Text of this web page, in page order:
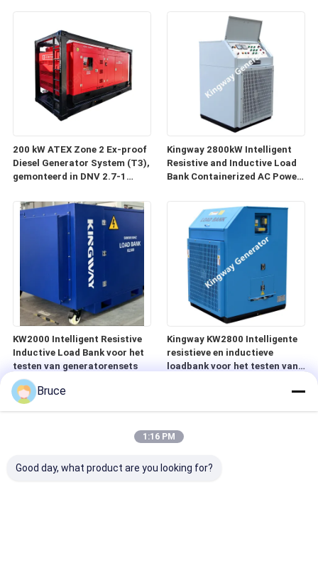
200 kW ATEX Zone 2 Ex-proof
Diesel Generator System (T3),
gemonteerd in DNV 2.7-1
Lifting Crash Frame
Kingway 2800kW Intelligent
Resistive and Inductive Load
Bank Containerized AC Power
KW2000 Intelligent Resistive
Inductive Load Bank voor het
testen van generatorensets
Kingway KW2800 Intelligente
resistieve en inductieve
loadbank voor het testen van
gecontaineriseerd AC Power
Bruce
1:16 PM
Good day, what product are you looking for?